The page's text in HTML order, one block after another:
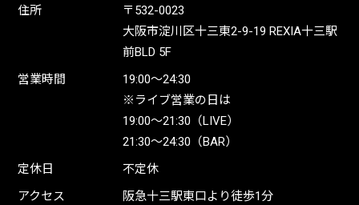
住所
〒532-0023
大阪市淀川区十三東2-9-19 REXIA十三駅
前BLD 5F
営業時間
19:00〜24:30
※ライブ営業の日は
19:00〜21:30（LIVE）
21:30〜24:30（BAR）
定休日
不定休
アクセス
阪急十三駅東口より徒歩1分